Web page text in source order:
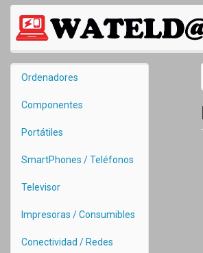
Ordenadores
Componentes
Portátiles
SmartPhones / Teléfonos
Televisor
Impresoras / Consumibles
Conectividad / Redes